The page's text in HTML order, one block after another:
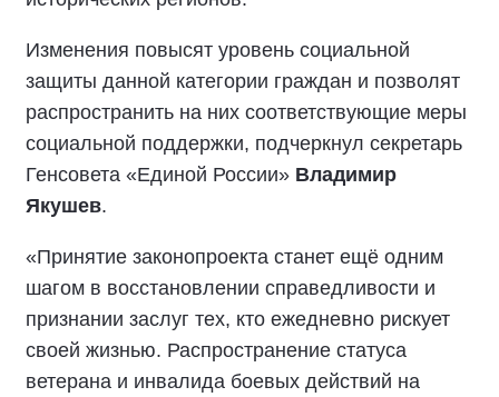
Изменения повысят уровень социальной
защиты данной категории граждан и позволят
распространить на них соответствующие меры
социальной поддержки, подчеркнул секретарь
Генсовета «Единой России» Владимир
Якушев.
«Принятие законопроекта станет ещё одним
шагом в восстановлении справедливости и
признании заслуг тех, кто ежедневно рискует
своей жизнью. Распространение статуса
ветерана и инвалида боевых действий на